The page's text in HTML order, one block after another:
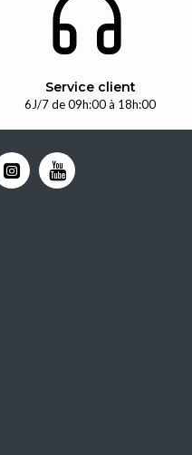
Service client
6J/7 de 09h:00 à 18h:00